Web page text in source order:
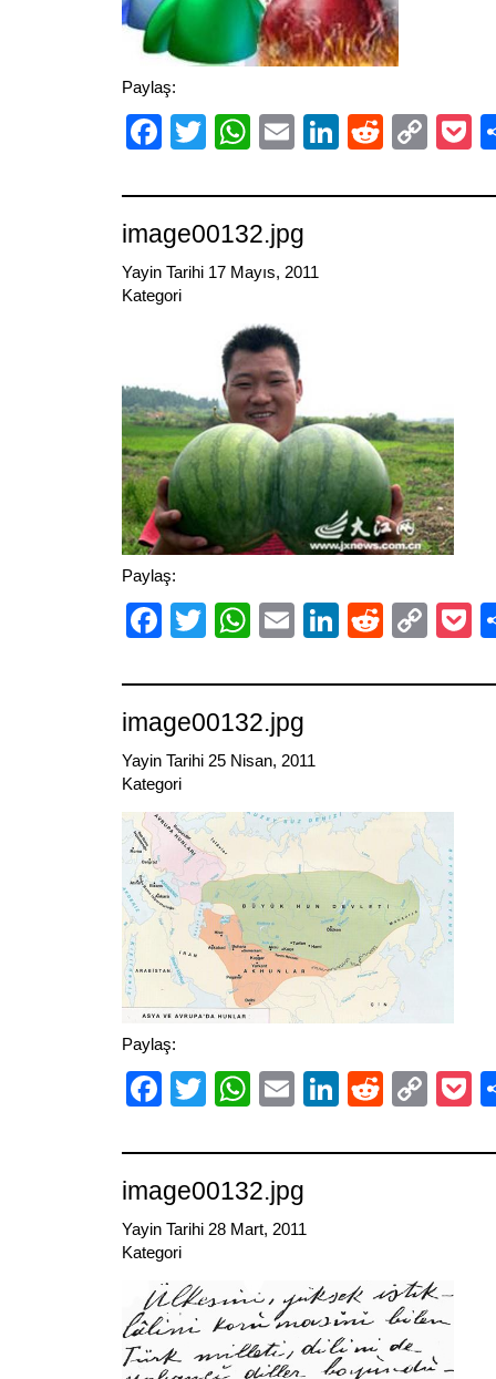
Paylaş:
Facebook
TwitterWhatsApp
EmailLinkedIn
Reddit
image00132.jpg
Yayin Tarihi 17 Mayıs, 2011
Kategori
Paylaş:
Facebook
TwitterWhatsApp
EmailLinkedIn
Reddit
image00132.jpg
Yayin Tarihi 25 Nisan, 2011
Kategori
Paylaş:
Facebook
TwitterWhatsApp
EmailLinkedIn
Reddit
image00132.jpg
Yayin Tarihi 28 Mart, 2011
Kategori